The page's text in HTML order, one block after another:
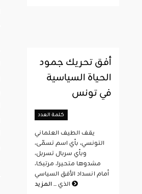
أفق تحريك جمود
الحياة السياسية
في تونس
كلمة العدد
يقف الطيف العلماني
التونسي، بأي اسم تسمّى،
وبأي سربال تسربل،
مشدوها متحيرا، مرتبكا،
أمام انسداد الأفق السياسي
الذي ...المزيد